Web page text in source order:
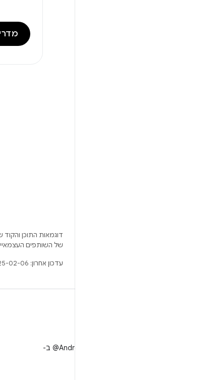
דוגמאות התוכן
של השותפים
עדכון אחרון: 2025-02-06 (שעון UTC).
למעקב אחר ‎@AndroidDev ב-